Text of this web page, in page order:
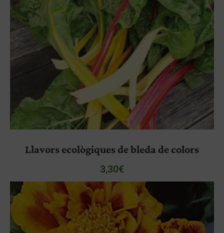
Llavors ecològiques de bleda de colors
3,30€